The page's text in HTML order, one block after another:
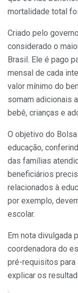
mortalidade total
Criado pelo
considerado o
Brasil. Ele é pago
mensal de cada
valor mínimo do
somam adicionais
bebê, crianças e
O objetivo do
educação,
das famílias
beneficiários
relacionados à
por exemplo,
escolar.
Em nota divulgada
coordenadora do
pré-requisitos para
explicar os